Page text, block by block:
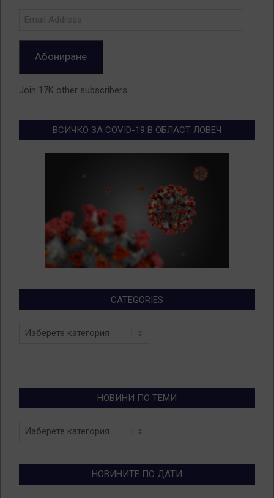
Абониране
Join 17K other subscribers
ВСИЧКО ЗА COVID-19 В ОБЛАСТ ЛОВЕЧ
CATEGORIES
Categories
НОВИНИ ПО ТЕМИ
Новини
НОВИНИТЕ ПО ДАТИ